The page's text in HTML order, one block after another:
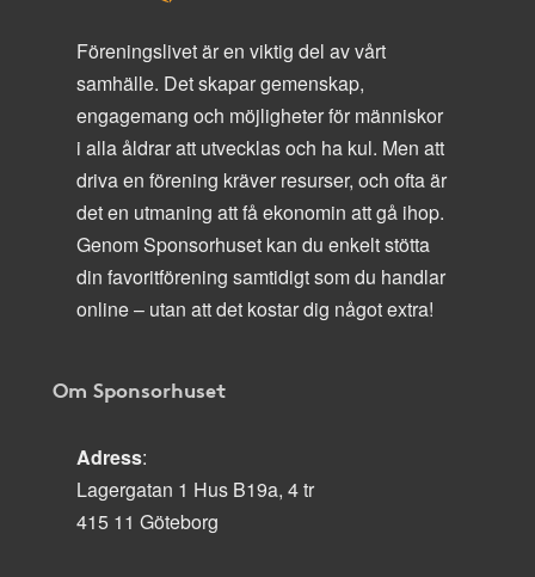
Föreningslivet är en viktig del av vårt
samhälle. Det skapar gemenskap,
engagemang och möjligheter för människor
i alla åldrar att utvecklas och ha kul. Men att
driva en förening kräver resurser, och ofta är
det en utmaning att få ekonomin att gå ihop.
Genom Sponsorhuset kan du enkelt stötta
din favoritförening samtidigt som du handlar
online – utan att det kostar dig något extra!
Om Sponsorhuset
Adress:
Lagergatan 1 Hus B19a, 4 tr
415 11 Göteborg